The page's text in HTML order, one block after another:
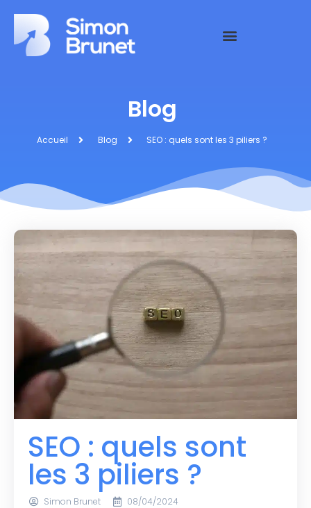
Blog
Accueil Blog SEO : quels sont les 3 piliers ?
SEO : quels sont
les 3 piliers ?
Simon Brunet 08/04/2024